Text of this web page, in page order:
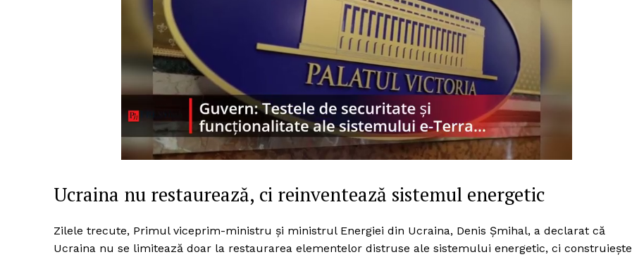
Un proiect
FREEDOM HOUSE
ROMÂNIA
PRESShub
Despre noi / Echipa
Proiecte editoriale
Rețea
Ucraina nu restaurează, ci reinventează sistemul energetic
Zilele trecute, Primul viceprim-ministru și ministrul Energiei din Ucraina, Denis Șmihal, a declarat că
Ucraina nu se limitează doar la restaurarea elementelor distruse ale sistemului energetic, ci construiește